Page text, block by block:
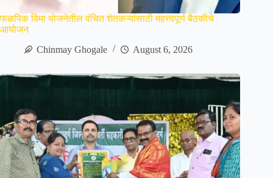
फळपिक विमा योजनेतील वंचित शेतकऱ्यांसाठी महत्त्वपूर्ण बैठकीचे
आयोजन
Chinmay Ghogale
August 6, 2026